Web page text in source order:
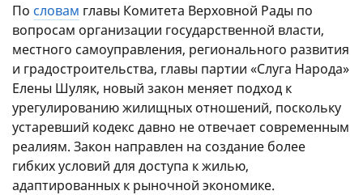
По словам главы Комитета Верховной Рады по
вопросам организации государственной власти,
местного самоуправления, регионального развития
и градостроительства, главы партии «Слуга Народа»
Елены Шуляк, новый закон меняет подход к
урегулированию жилищных отношений, поскольку
устаревший кодекс давно не отвечает современным
реалиям. Закон направлен на создание более
гибких условий для доступа к жилью,
адаптированных к рыночной экономике.